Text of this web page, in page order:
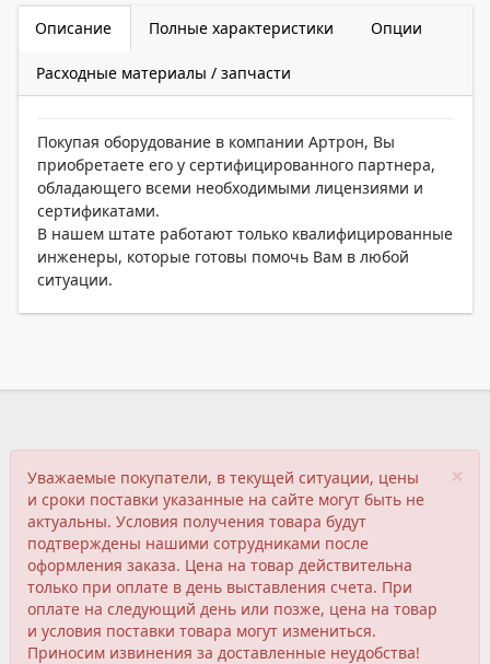
Описание Полные характеристики Опции
Расходные материалы / запчасти
Покупая оборудование в компании Артрон, Вы
приобретаете его у сертифицированного партнера,
обладающего всеми необходимыми лицензиями и
сертификатами.
В нашем штате работают только квалифицированные
инженеры, которые готовы помочь Вам в любой
ситуации.
×
Уважаемые покупатели, в текущей ситуации, цены
и сроки поставки указанные на сайте могут быть не
актуальны. Условия получения товара будут
подтверждены нашими сотрудниками после
оформления заказа. Цена на товар действительна
только при оплате в день выставления счета. При
оплате на следующий день или позже, цена на товар
и условия поставки товара могут измениться.
Приносим извинения за доставленные неудобства!